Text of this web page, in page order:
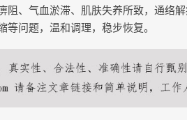
阻、气血淤滞、肌肤失养所致，通络
问题，温和调理，稳步恢复。